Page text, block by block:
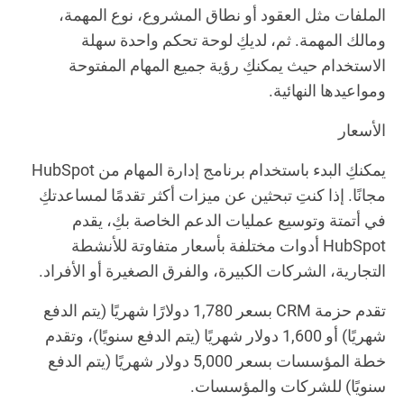
الملفات مثل العقود أو نطاق المشروع، نوع المهمة،
ومالك المهمة. ثم، لديكِ لوحة تحكم واحدة سهلة
الاستخدام حيث يمكنكِ رؤية جميع المهام المفتوحة
ومواعيدها النهائية.
الأسعار
يمكنكِ البدء باستخدام برنامج إدارة المهام من HubSpot
مجانًا. إذا كنتِ تبحثين عن ميزات أكثر تقدمًا لمساعدتكِ
في أتمتة وتوسيع عمليات الدعم الخاصة بكِ، يقدم
HubSpot أدوات مختلفة بأسعار متفاوتة للأنشطة
التجارية، الشركات الكبيرة، والفرق الصغيرة أو الأفراد.
تقدم حزمة CRM بسعر 1,780 دولارًا شهريًا (يتم الدفع
شهريًا) أو 1,600 دولار شهريًا (يتم الدفع سنويًا)، وتقدم
خطة المؤسسات بسعر 5,000 دولار شهريًا (يتم الدفع
سنويًا) للشركات والمؤسسات.